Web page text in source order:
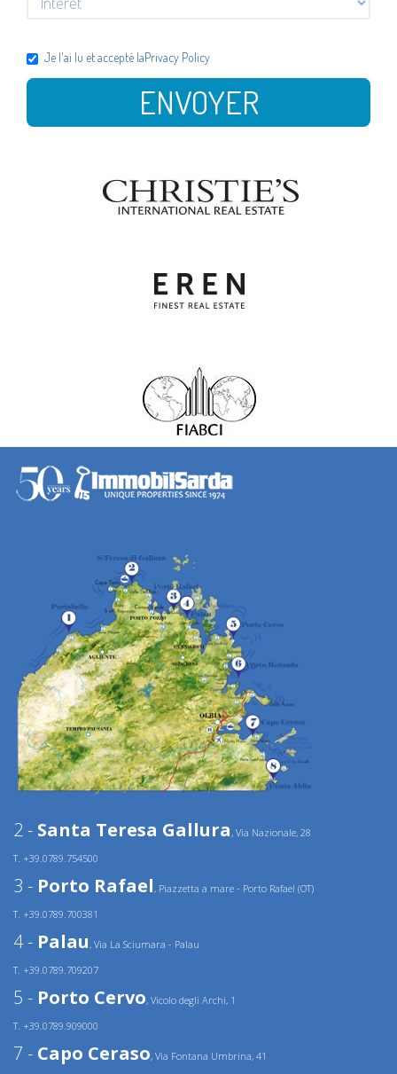
Je l'ai lu et accepté laPrivacy Policy
ENVOYER
2 - Santa Teresa Gallura, Via Nazionale, 28
T. +39.0789.754500
3 - Porto Rafael, Piazzetta a mare - Porto Rafael (OT)
T. +39.0789.700381
4 - Palau, Via La Sciumara - Palau
T. +39.0789.709207
5 - Porto Cervo, Vicolo degli Archi, 1
T. +39.0789.909000
7 - Capo Ceraso, Via Fontana Umbrina, 41